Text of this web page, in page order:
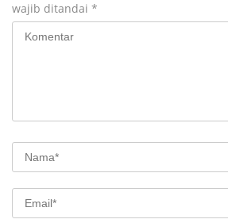
wajib ditandai *